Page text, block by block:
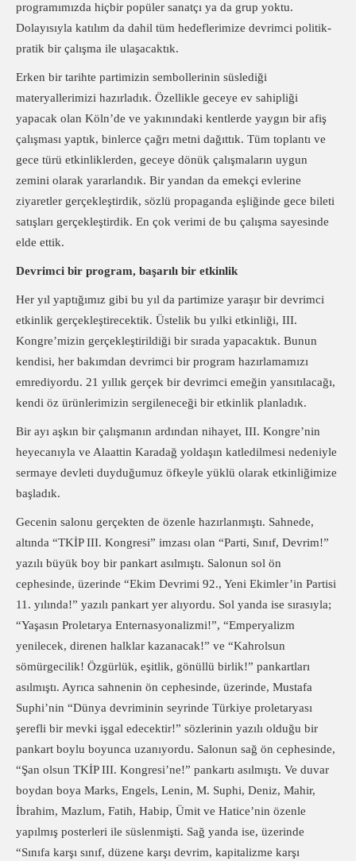
programımızda hiçbir popüler sanatçı ya da grup yoktu.
Dolayısıyla katılım da dahil tüm hedeflerimize devrimci politik-
pratik bir çalışma ile ulaşacaktık.
Erken bir tarihte partimizin sembollerinin süslediği
materyallerimizi hazırladık. Özellikle geceye ev sahipliği
yapacak olan Köln’de ve yakınındaki kentlerde yaygın bir afiş
çalışması yaptık, binlerce çağrı metni dağıttık. Tüm toplantı ve
gece türü etkinliklerden, geceye dönük çalışmaların uygun
zemini olarak yararlandık. Bir yandan da emekçi evlerine
ziyaretler gerçekleştirdik, sözlü propaganda eşliğinde gece bileti
satışları gerçekleştirdik. En çok verimi de bu çalışma sayesinde
elde ettik.
Devrimci bir program, başarılı bir etkinlik
Her yıl yaptığımız gibi bu yıl da partimize yaraşır bir devrimci
etkinlik gerçekleştirecektik. Üstelik bu yılki etkinliği, III.
Kongre’mizin gerçekleştirildiği bir sırada yapacaktık. Bunun
kendisi, her bakımdan devrimci bir program hazırlamamızı
emrediyordu. 21 yıllık gerçek bir devrimci emeğin yansıtılacağı,
kendi öz ürünlerimizin sergileneceği bir etkinlik planladık.
Bir ayı aşkın bir çalışmanın ardından nihayet, III. Kongre’nin
heyecanıyla ve Alaattin Karadağ yoldaşın katledilmesi nedeniyle
sermaye devleti duyduğumuz öfkeyle yüklü olarak etkinliğimize
başladık.
Gecenin salonu gerçekten de özenle hazırlanmıştı. Sahnede,
altında “TKİP III. Kongresi” imzası olan “Parti, Sınıf, Devrim!”
yazılı büyük boy bir pankart asılmıştı. Salonun sol ön
cephesinde, üzerinde “Ekim Devrimi 92., Yeni Ekimler’in Partisi
11. yılında!” yazılı pankart yer alıyordu. Sol yanda ise sırasıyla;
“Yaşasın Proletarya Enternasyonalizmi!”, “Emperyalizm
yenilecek, direnen halklar kazanacak!” ve “Kahrolsun
sömürgecilik! Özgürlük, eşitlik, gönüllü birlik!” pankartları
asılmıştı. Ayrıca sahnenin ön cephesinde, üzerinde, Mustafa
Suphi’nin “Dünya devriminin seyrinde Türkiye proletaryası
şerefli bir mevki işgal edecektir!” sözlerinin yazılı olduğu bir
pankart boylu boyunca uzanıyordu. Salonun sağ ön cephesinde,
“Şan olsun TKİP III. Kongresi’ne!” pankartı asılmıştı. Ve duvar
boydan boya Marks, Engels, Lenin, M. Suphi, Deniz, Mahir,
İbrahim, Mazlum, Fatih, Habip, Ümit ve Hatice’nin özenle
yapılmış posterleri ile süslenmişti. Sağ yanda ise, üzerinde
“Sınıfa karşı sınıf, düzene karşı devrim, kapitalizme karşı